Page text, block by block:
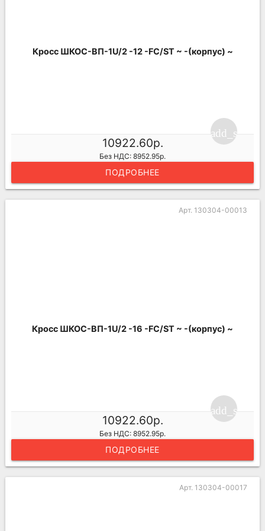
Кросс ШКОС-ВП-1U/2 -12 -FC/ST ~ -(корпус) ~
10922.60р.
Без НДС: 8952.95р.
ПОДРОБНЕЕ
Арт. 130304-00013
Кросс ШКОС-ВП-1U/2 -16 -FC/ST ~ -(корпус) ~
10922.60р.
Без НДС: 8952.95р.
ПОДРОБНЕЕ
Арт. 130304-00017